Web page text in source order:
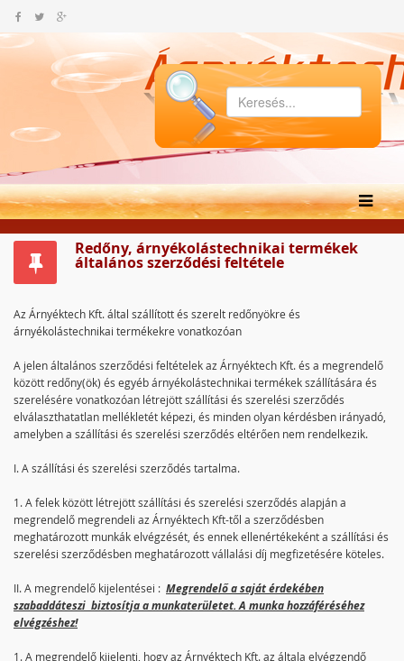
Redőny, árnyékolástechnikai termékek
általános szerződési feltétele
Az Árnyéktech Kft. által szállított és szerelt redőnyökre és
árnyékolástechnikai termékekre vonatkozóan
A jelen általános szerződési feltételek az Árnyéktech Kft. és a megrendelő
között redőny(ök) és egyéb árnyékolástechnikai termékek szállítására és
szerelésére vonatkozóan létrejött szállítási és szerelési szerződés
elválaszthatatlan mellékletét képezi, és minden olyan kérdésben irányadó,
amelyben a szállítási és szerelési szerződés eltérően nem rendelkezik.
I. A szállítási és szerelési szerződés tartalma.
1. A felek között létrejött szállítási és szerelési szerződés alapján a
megrendelő megrendeli az Árnyéktech Kft-től a szerződésben
meghatározott munkák elvégzését, és ennek ellenértékeként a szállítási és
szerelési szerződésben meghatározott vállalási díj megfizetésére köteles.
II. A megrendelő kijelentései : Megrendelő a saját érdekében
szabaddáteszi biztosítja a munkaterületet. A munka hozzáféréséhez
elvégzéshez!
1. A megrendelő kijelenti, hogy az Árnyéktech Kft. az általa elvégzendő